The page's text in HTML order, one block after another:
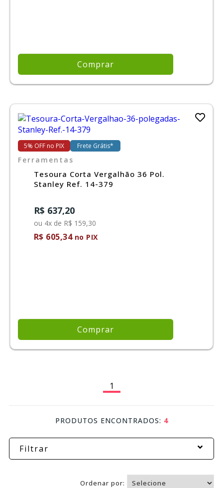
Comprar
5% OFF no PIX Frete Grátis*
Ferramentas
Tesoura Corta Vergalhão 36 Pol.
Stanley Ref. 14-379
R$ 637,20
ou 4x de R$ 159,30
R$ 605,34no PIX
Comprar
1
PRODUTOS ENCONTRADOS: 4
Filtrar
Ordenar por: